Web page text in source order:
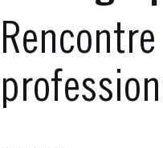
Rencontre